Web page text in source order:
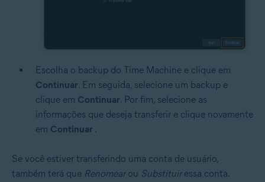
Escolha o backup do Time Machine e clique em
Continuar. Em seguida, selecione um backup e
clique em Continuar. Por fim, selecione as
informações que deseja transferir e clique novamente
em Continuar .
Se você estiver transferindo uma conta de usuário,
também terá que Renomearou Substituiressa conta.